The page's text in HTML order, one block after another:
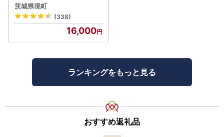
茨城県境町
(338)
16,000
ランキングをもっと見る
おすすめ返礼品